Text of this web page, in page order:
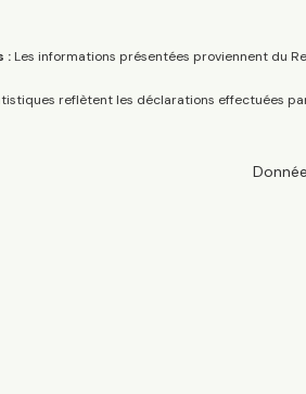
: Les informations présentées proviennent du
reflètent les déclarations effectuées